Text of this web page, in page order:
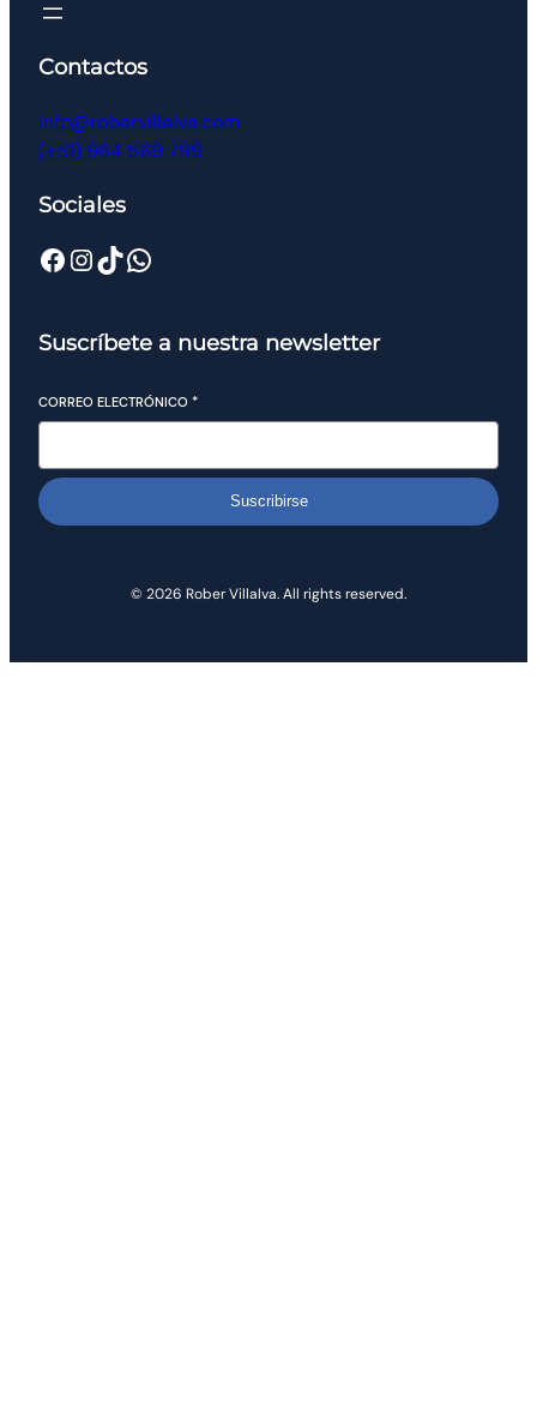
Contactos
info@robervillalva.com
(+51) 964 569 799
Sociales
Suscríbete a nuestra newsletter
CORREO ELECTRÓNICO *
Suscribirse
© 2026 Rober Villalva. All rights reserved.